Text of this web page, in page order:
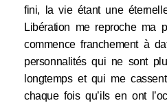
fini, la vie étant une
Libération me reproche ma
commence franchement à
personnalités qui ne sont
longtemps et qui me
chaque fois qu’ils en ont